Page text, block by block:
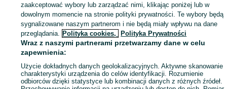
KATEGORIA
ID:427659877 Wyświetlenia:
Zadzwoń / SMS Wyślij wiadomość
zaakceptować wybory lub zarządzać nimi, klikając poniżej lub w
dowolnym momencie na stronie polityki prywatności. Te wybory będą
sygnalizowane naszym partnerom i nie będą miały wpływu na dane
przeglądania. Polityka cookies, Polityka Prywatności
Wraz z naszymi partnerami przetwarzamy dane w celu
zapewnienia:
Użycie dokładnych danych geolokalizacyjnych. Aktywne skanowanie
charakterystyki urządzenia do celów identyfikacji. Rozumienie
odbiorców dzięki statystyce lub kombinacji danych z różnych źródeł.